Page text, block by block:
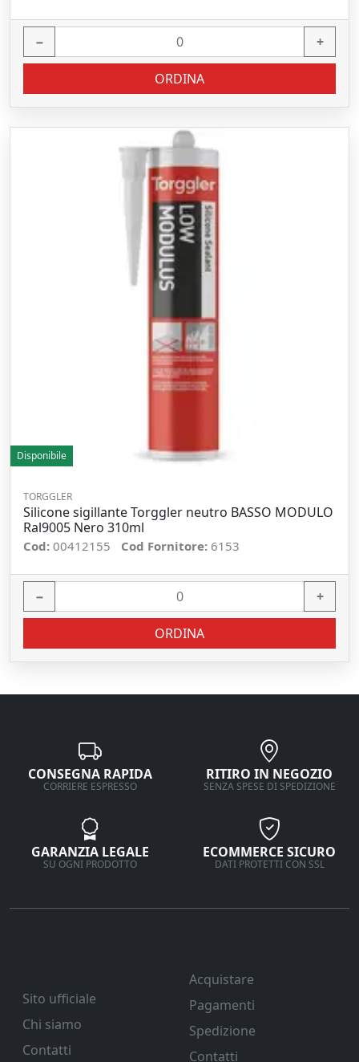
− +
ORDINA
Disponibile
TORGGLER
Silicone sigillante Torggler neutro BASSO MODULO
Ral9005 Nero 310ml
Cod: 00412155 Cod Fornitore: 6153
− +
ORDINA
CONSEGNA RAPIDA
CORRIERE ESPRESSO
RITIRO IN NEGOZIO
SENZA SPESE DI SPEDIZIONE
GARANZIA LEGALE
SU OGNI PRODOTTO
ECOMMERCE SICURO
DATI PROTETTI CON SSL
Sito ufficiale
Chi siamo
Contatti
Acquistare
Pagamenti
Spedizione
Contatti